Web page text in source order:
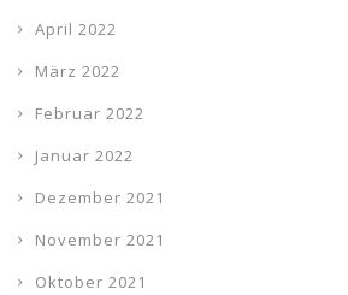
April 2022
März 2022
Februar 2022
Januar 2022
Dezember 2021
November 2021
Oktober 2021